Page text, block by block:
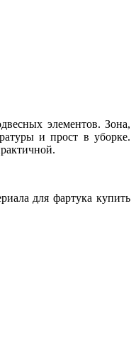
элементов. Зона,
и прост в уборке.
для фартука купить